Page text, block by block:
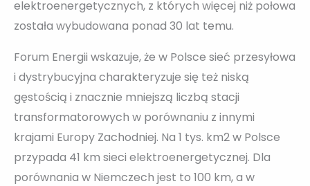
elektroenergetycznych, z których więcej niż połowa
została wybudowana ponad 30 lat temu.
Forum Energii wskazuje, że w Polsce sieć przesyłowa
i dystrybucyjna charakteryzuje się też niską
gęstością i znacznie mniejszą liczbą stacji
transformatorowych w porównaniu z innymi
krajami Europy Zachodniej. Na 1 tys. km2 w Polsce
przypada 41 km sieci elektroenergetycznej. Dla
porównania w Niemczech jest to 100 km, a w